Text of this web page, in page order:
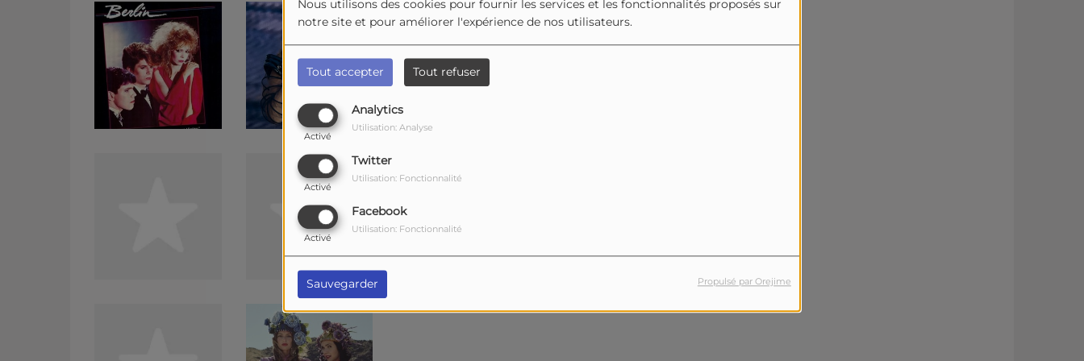
Nous utilisons des cookies pour fournir les services et les fonctionnalités proposés sur
notre site et pour améliorer l'expérience de nos utilisateurs.
Tout accepter Tout refuser
Analytics
Activé
Utilisation: Analyse
Twitter
Activé
Utilisation: Fonctionnalité
Facebook
Activé
Utilisation: Fonctionnalité
Sauvegarder Propulsé par Orejime